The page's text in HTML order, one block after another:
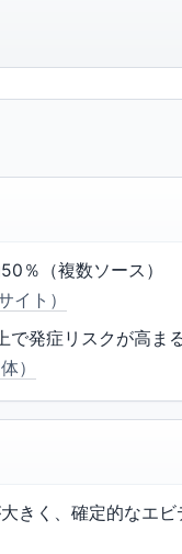
％（複数ソース）
イト）
で発症リスクが高ま
）
きく、確定的なエビ